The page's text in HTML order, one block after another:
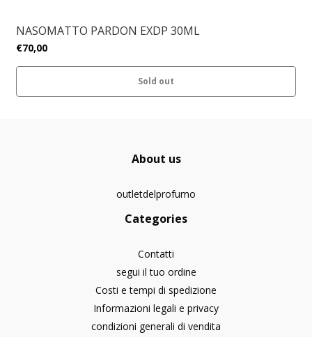
NASOMATTO PARDON EXDP 30ML
€70,00
Sold out
About us
outletdelprofumo
Categories
Contatti
segui il tuo ordine
Costi e tempi di spedizione
Informazioni legali e privacy
condizioni generali di vendita